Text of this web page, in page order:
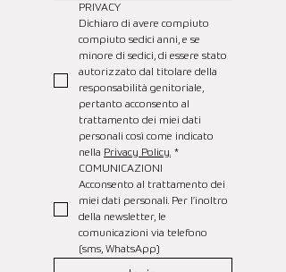
PRIVACY
Dichiaro di avere compiuto
compiuto sedici anni, e se
minore di sedici, di essere stato
autorizzato dal titolare della
responsabilità genitoriale,
pertanto acconsento al
trattamento dei miei dati
personali così come indicato
nella Privacy Policy. *
COMUNICAZIONI
Acconsento al trattamento dei
miei dati personali. Per l’inoltro
della newsletter, le
comunicazioni via telefono
(sms, WhatsApp)